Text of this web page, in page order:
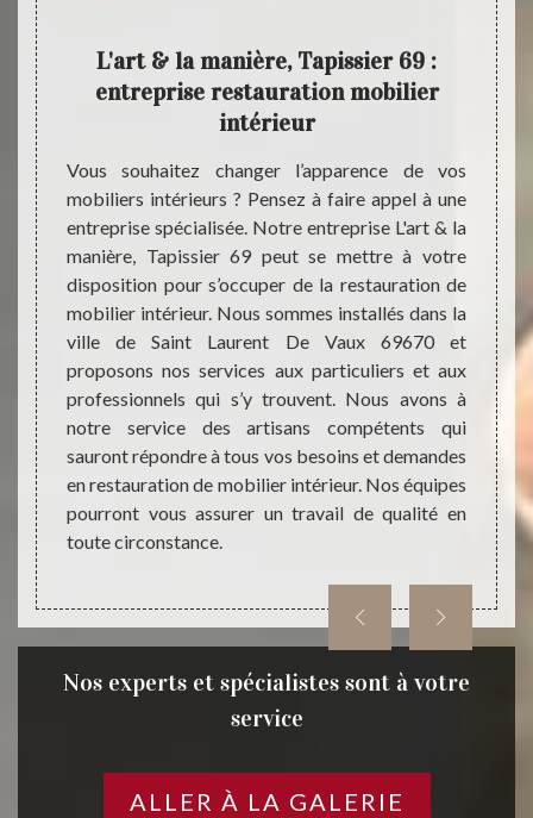
de
une
non
& la
et
vos
vos
et
L'art & la manière, Tapissier 69 :
entreprise restauration mobilier
intérieur
Vous souhaitez changer l’apparence de vos
mobiliers intérieurs ? Pensez à faire appel à une
entreprise spécialisée. Notre entreprise L'art & la
manière, Tapissier 69 peut se mettre à votre
disposition pour s’occuper de la restauration de
mobilier intérieur. Nous sommes installés dans la
ville de Saint Laurent De Vaux 69670 et
proposons nos services aux particuliers et aux
professionnels qui s’y trouvent. Nous avons à
notre service des artisans compétents qui
sauront répondre à tous vos besoins et demandes
en restauration de mobilier intérieur. Nos équipes
pourront vous assurer un travail de qualité en
toute circonstance.
les
de
à
Nos experts et spécialistes sont à votre
service
ALLER À LA GALERIE